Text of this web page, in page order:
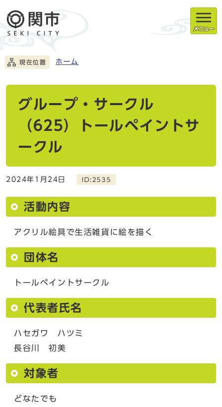
メニュー
現在位置 ホーム
グループ・サークル
（625）トールペイントサ
ークル
2024年1月24日 ID:2535
活動内容
アクリル絵具で生活雑貨に絵を描く
団体名
トールペイントサークル
代表者氏名
ハセガワ ハツミ
長谷川 初美
対象者
どなたでも